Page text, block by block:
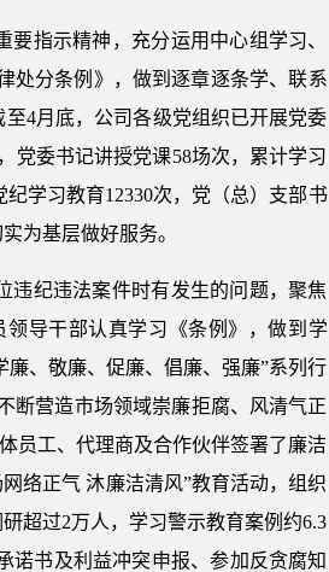
指示精神，充分运用中心组学习、
处分条例》，做到逐章逐条学、联系
4月底，公司各级党组织已开展党委
党委书记讲授党课58场次，累计学习
学习教育12330次，党（总）支部书
为基层做好服务。
违纪违法案件时有发生的问题，聚焦
导干部认真学习《条例》，做到学
、敬廉、促廉、倡廉、强廉”系列行
断营造市场领域崇廉拒腐、风清气正
员工、代理商及合作伙伴签署了廉洁
络正气 沐廉洁清风”教育活动，组织
超过2万人，学习警示教育案例约6.3
诺书及利益冲突申报、参加反贪腐知